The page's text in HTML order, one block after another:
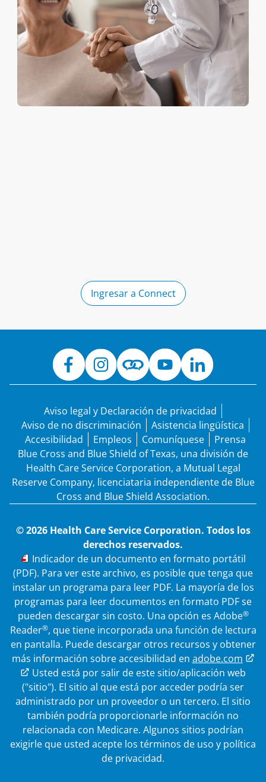
Ingresar a Connect
Aviso legal y Declaración de privacidad
Aviso de no discriminación
Asistencia lingüística
Accesibilidad
Empleos Comuníquese
Prensa
Blue Cross and Blue Shield of Texas, una división de
Health Care Service Corporation, a Mutual Legal
Reserve Company, licenciataria independiente de Blue
Cross and Blue Shield Association.
© 2026 Health Care Service Corporation. Todos los
derechos reservados.
PDF
Indicador de un documento en formato portátil
(PDF). Para ver este archivo, es posible que tenga que
instalar un programa para leer PDF. La mayoría de los
programas para leer documentos en formato PDF se
pueden descargar sin costo. Una opción es Adobe®
Reader®, que tiene incorporada una función de lectura
en pantalla. Puede descargar otros recursos y obtener
más información sobre accesibilidad en adobe.com
Enlace externo
Usted está por salir de este sitio/aplicación web
("sitio"). El sitio al que está por acceder podría ser
administrado por un proveedor o un tercero. El sitio
también podría proporcionarle información no
relacionada con Medicare. Algunos sitios podrían
exigirle que usted acepte los términos de uso y política
de privacidad.